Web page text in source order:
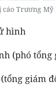
cáo Trương Mỹ
hình
(phó tổng
giám